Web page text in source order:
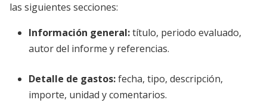
las siguientes secciones:
Información general:título, periodo evaluado,
autor del informe y referencias.
Detalle de gastos:fecha, tipo, descripción,
importe, unidad y comentarios.